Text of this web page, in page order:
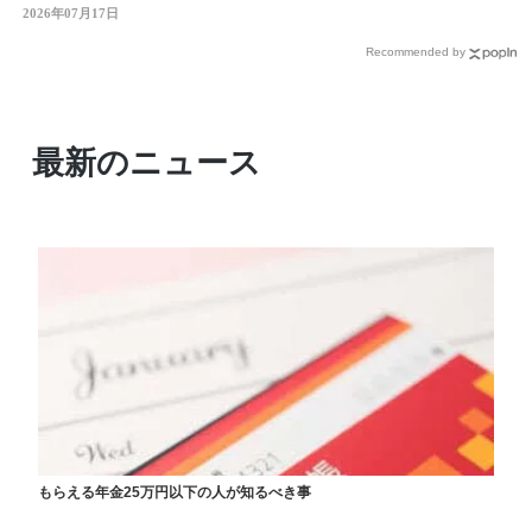
2026年07月17日
Recommended by
最新のニュース
もらえる年金25万円以下の人が知るべき事